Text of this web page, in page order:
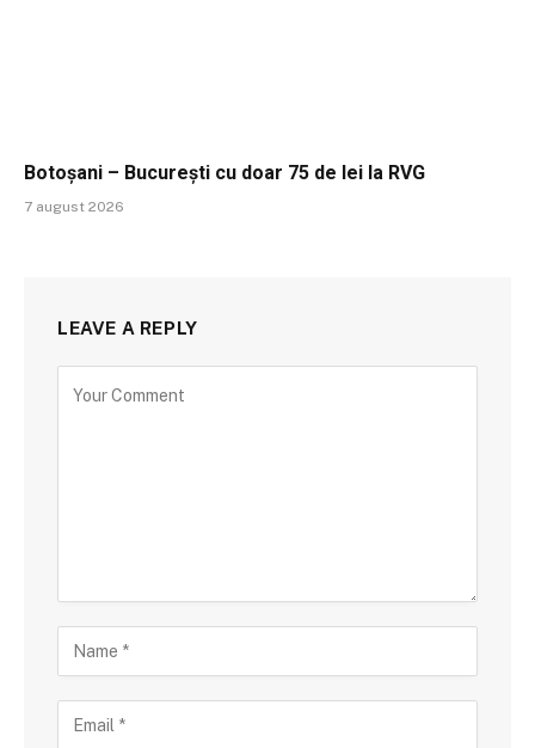
Botoșani – București cu doar 75 de lei la RVG
7 august 2026
LEAVE A REPLY